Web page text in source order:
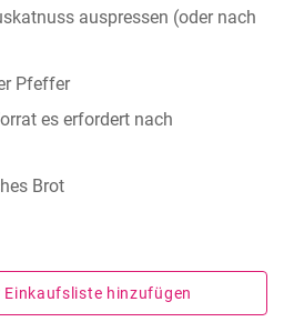
auspressen (oder nach
Pfeffer
es erfordert nach
Brot
hinzufügen